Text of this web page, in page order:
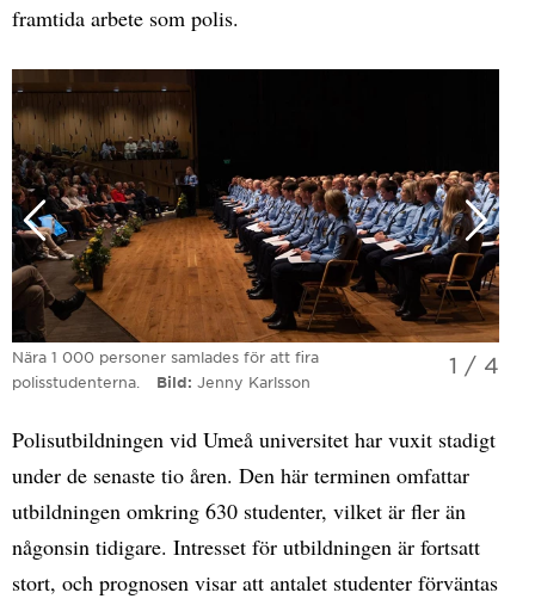
framtida arbete som polis.
1 / 4
Nära 1 000 personer samlades för att fira
polisstudenterna.
Bild Jenny Karlsson
Polisutbildningen vid Umeå universitet har vuxit stadigt
under de senaste tio åren. Den här terminen omfattar
utbildningen omkring 630 studenter, vilket är fler än
någonsin tidigare. Intresset för utbildningen är fortsatt
stort, och prognosen visar att antalet studenter förväntas